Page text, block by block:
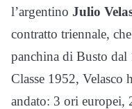
l’argentino Julio
contratto triennale,
panchina di Busto dal
Classe 1952, Velasco
andato: 3 ori europei,